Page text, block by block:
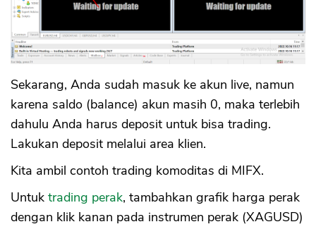
Sekarang, Anda sudah masuk ke akun live, namun
karena saldo (balance) akun masih 0, maka terlebih
dahulu Anda harus deposit untuk bisa trading.
Lakukan deposit melalui area klien.
Kita ambil contoh trading komoditas di MIFX.
Untuk trading perak, tambahkan grafik harga perak
dengan klik kanan pada instrumen perak (XAGUSD)